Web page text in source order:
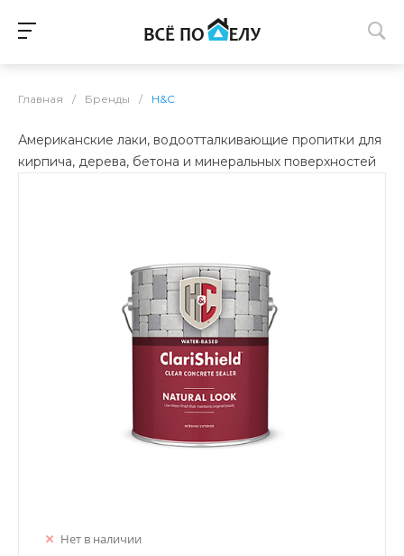
Главная / Бренды / H&C
Американские лаки, водоотталкивающие пропитки для
кирпича, дерева, бетона и минеральных поверхностей
Нет в наличии